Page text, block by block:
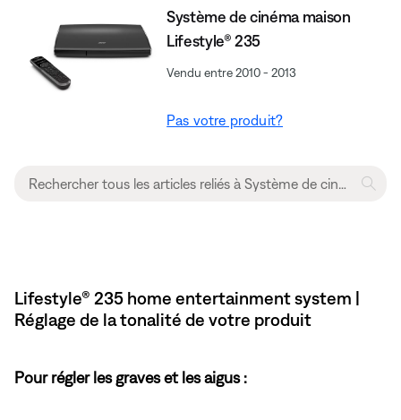
Système de cinéma maison
Lifestyle® 235
Vendu entre 2010 - 2013
Pas votre produit?
Lifestyle® 235 home entertainment system |
Réglage de la tonalité de votre produit
Pour régler les graves et les aigus :